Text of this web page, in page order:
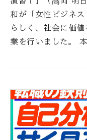
和が「女性ビジネ
らしく、社会に価
業を行いました。 本